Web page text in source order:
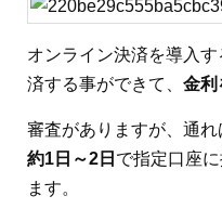
オンライン決済を導入
済する事ができて、 金利
審査がありますが、通
約1日～2日 で指定口座
ます。